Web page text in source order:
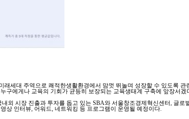
세대 주역으로 쾌적한생활환경에서 맘껏 뛰놀며 성장할 수 있도록
구에게나 교육의 기회가 균등히 보장되는 교육생태계 구축에 앞장서겠
외 시장 진출과 투자를 돕고 있는 SBA와 서울창조경제혁신센터, 글
상 인터뷰, 어워드, 네트워킹 등 프로그램이 운영될 예정이다.